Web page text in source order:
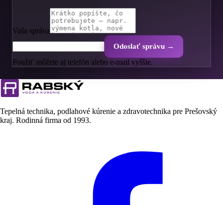
Vaša správa
Odoslať správu →
Použiť môžete aj telefón alebo e-mail vyššie.
Tepelná technika, podlahové kúrenie a zdravotechnika pre Prešovský
kraj. Rodinná firma od 1993.